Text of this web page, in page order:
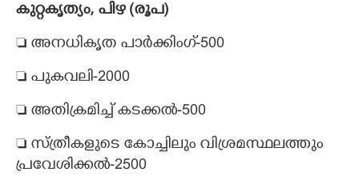
കുറ്റകൃത്യം, പിഴ (രൂപ)
 അനധികൃത പാർക്കിംഗ്-500
 പുകവലി-2000
 അതിക്രമിച്ച് കടക്കൽ-500
 സ്ത്രീകളുടെ കോച്ചിലും വിശ്രമസ്ഥലത്തും
പ്രവേശിക്കൽ-2500